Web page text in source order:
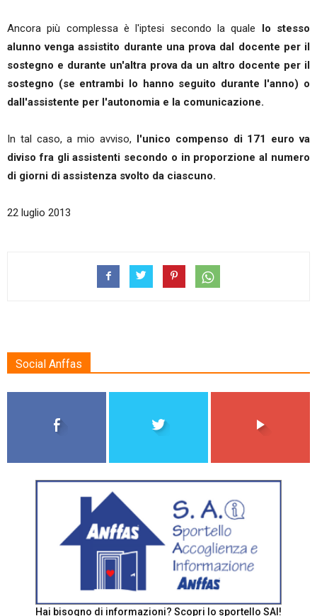
Ancora più complessa è l'iptesi secondo la quale lo stesso
alunno venga assistito durante una prova dal docente per il
sostegno e durante un'altra prova da un altro docente per il
sostegno (se entrambi lo hanno seguito durante l'anno) o
dall'assistente per l'autonomia e la comunicazione.
In tal caso, a mio avviso, l'unico compenso di 171 euro va
diviso fra gli assistenti secondo o in proporzione al numero
di giorni di assistenza svolto da ciascuno.
22 luglio 2013
Social Anffas
Hai bisogno di informazioni? Scopri lo sportello SAI!